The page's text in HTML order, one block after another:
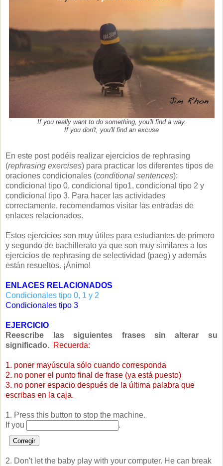
If you really want to do something, you'll find a way.
If you don't, you'll find an excuse
En este post podéis realizar ejercicios de rephrasing
(rephrasing exercises) para practicar los diferentes tipos de
oraciones condicionales (conditional sentences):
condicional tipo 0, condicional tipo1, condicional tipo 2 y
condicional tipo 3. Para hacer las actividades
correctamente, recomendamos visitar las entradas de
enlaces relacionados.
Estos ejercicios son muy útiles para estudiantes de primero
y segundo de bachillerato ya que son muy similares a los
ejercicios de rephrasing de selectividad (paeg) y además
están resueltos. ¡Ánimo!
ENLACES RELACIONADOS
Condicionales tipo 0, 1 y 2
Condicionales tipo 3
EJERCICIO
Reescribe las siguientes frases sin alterar su
significado. Recuerda:
1. poner mayúscula sólo cuando corresponda
2. no poner el punto final de frase (ya está puesto)
3. no poner espacio después de la última palabra que
escribas en la caja.
1. Press this button to stop the machine.
If you
.
Corregir
2. Don't let the baby play with your computer. He can break